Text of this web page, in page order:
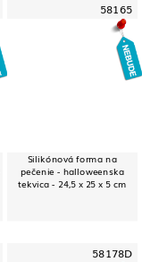
58165
Silikónová forma na
pečenie - halloweenska
tekvica - 24,5 x 25 x 5 cm
58178D